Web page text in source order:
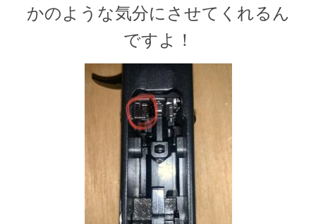
かのような気分にさせてくれるん
ですよ！